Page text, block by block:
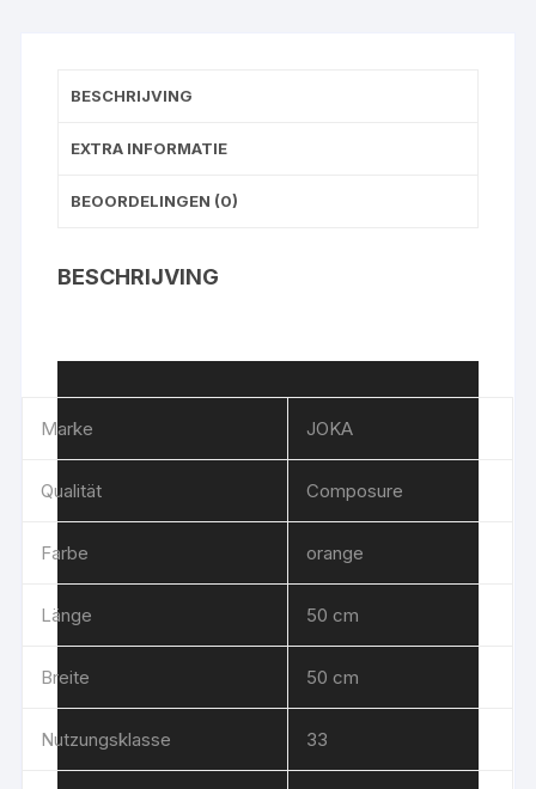
BESCHRIJVING
EXTRA INFORMATIE
BEOORDELINGEN (0)
BESCHRIJVING
Marke JOKA
Qualität Composure
Farbe orange
Länge 50 cm
Breite 50 cm
Nutzungsklasse 33